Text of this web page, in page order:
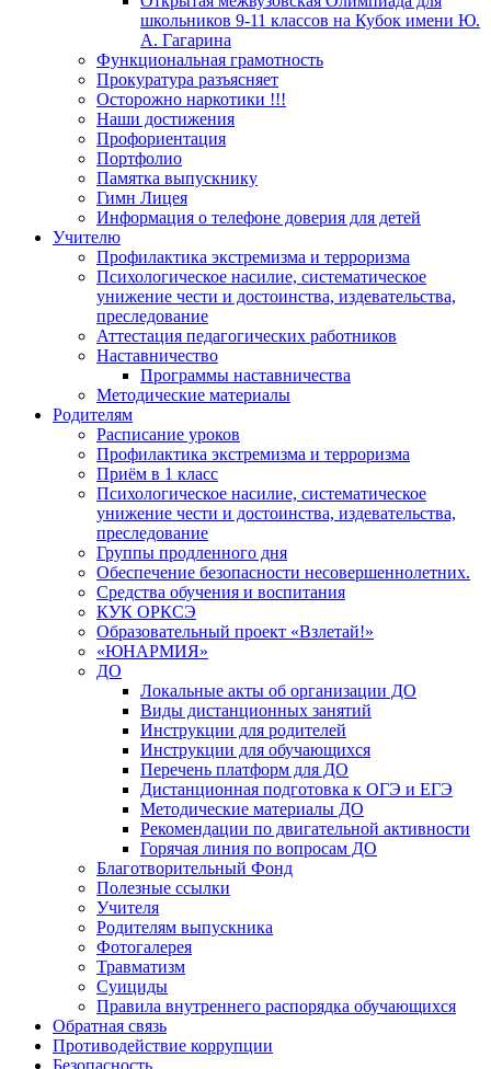
школьников 9-11 классов на Кубок имени Ю.
А. Гагарина
Функциональная грамотность
Прокуратура разъясняет
Осторожно наркотики !!!
Наши достижения
Профориентация
Портфолио
Памятка выпускнику
Гимн Лицея
Информация о телефоне доверия для детей
Учителю
Профилактика экстремизма и терроризма
Психологическое насилие, систематическое
унижение чести и достоинства, издевательства,
преследование
Аттестация педагогических работников
Наставничество
Программы наставничества
Методические материалы
Родителям
Расписание уроков
Профилактика экстремизма и терроризма
Приём в 1 класс
Психологическое насилие, систематическое
унижение чести и достоинства, издевательства,
преследование
Группы продленного дня
Обеспечение безопасности несовершеннолетних.
Средства обучения и воспитания
КУК ОРКСЭ
Образовательный проект «Взлетай!»
«ЮНАРМИЯ»
ДО
Локальные акты об организации ДО
Виды дистанционных занятий
Инструкции для родителей
Инструкции для обучающихся
Перечень платформ для ДО
Дистанционная подготовка к ОГЭ и ЕГЭ
Методические материалы ДО
Рекомендации по двигательной активности
Горячая линия по вопросам ДО
Благотворительный Фонд
Полезные ссылки
Учителя
Родителям выпускника
Фотогалерея
Травматизм
Суициды
Правила внутреннего распорядка обучающихся
Обратная связь
Противодействие коррупции